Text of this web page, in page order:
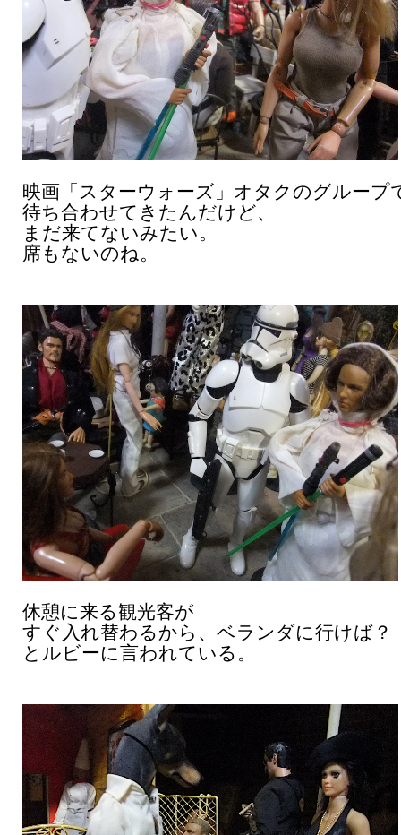
映画「スターウォーズ」オタクのグループ
待ち合わせてきたんだけど、
まだ来てないみたい。
席もないのね。
休憩に来る観光客が
すぐ入れ替わるから、ベランダに行けば？
とルビーに言われている。